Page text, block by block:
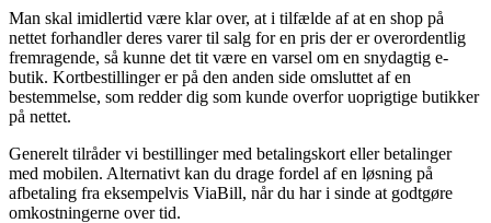
Man skal imidlertid være klar over, at i tilfælde af at en shop på
nettet forhandler deres varer til salg for en pris der er overordentlig
fremragende, så kunne det tit være en varsel om en snydagtig e-
butik. Kortbestillinger er på den anden side omsluttet af en
bestemmelse, som redder dig som kunde overfor uoprigtige butikker
på nettet.
Generelt tilråder vi bestillinger med betalingskort eller betalinger
med mobilen. Alternativt kan du drage fordel af en løsning på
afbetaling fra eksempelvis ViaBill, når du har i sinde at godtgøre
omkostningerne over tid.